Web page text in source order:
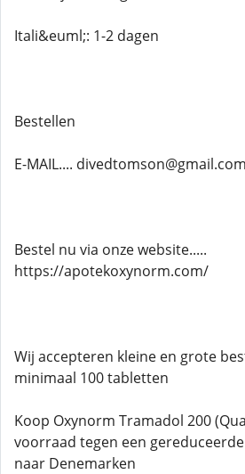
Itali&euml;: 1-2 dagen
Bestellen
E-MAIL.... divedtomson@gmail.com
Bestel nu via onze website.....
https://apotekoxynorm.com/
Wij accepteren kleine en grote
minimaal 100 tabletten
Koop Oxynorm Tramadol 200
voorraad tegen een
naar Denemarken